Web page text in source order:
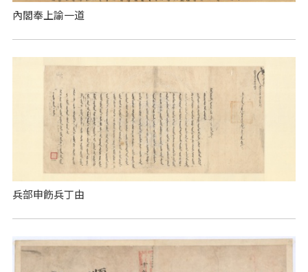
內閣奉上諭一道
兵部申飭兵丁由